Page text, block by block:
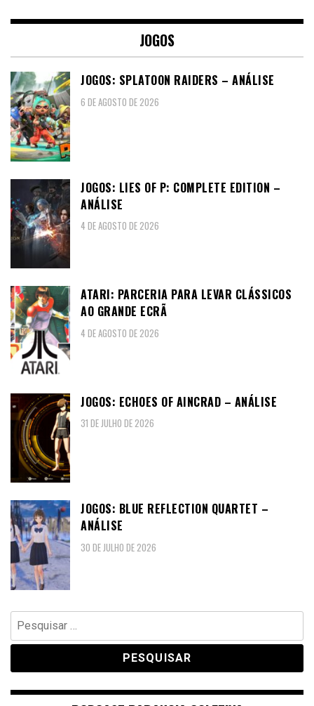
JOGOS
JOGOS: SPLATOON RAIDERS – ANÁLISE
6 DE AGOSTO DE 2026
JOGOS: LIES OF P: COMPLETE EDITION –
ANÁLISE
4 DE AGOSTO DE 2026
ATARI: PARCERIA PARA LEVAR CLÁSSICOS
AO GRANDE ECRÃ
4 DE AGOSTO DE 2026
JOGOS: ECHOES OF AINCRAD – ANÁLISE
31 DE JULHO DE 2026
JOGOS: BLUE REFLECTION QUARTET –
ANÁLISE
30 DE JULHO DE 2026
Pesquisar
por: